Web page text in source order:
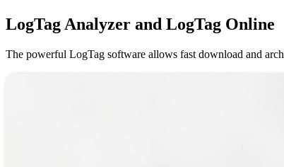
LogTag Analyzer and LogTag Online
The powerful LogTag software allows fast download and